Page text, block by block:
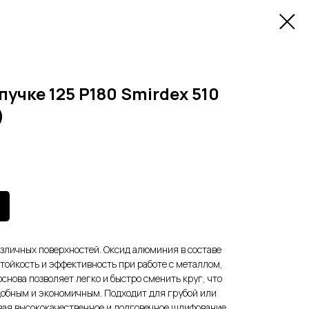
125 Р180 Smirdex 510
поверхностей. Оксид алюминия в составе
и эффективность при работе с металлом,
позволяет легко и быстро сменить круг, что
и экономичным. Подходит для грубой или